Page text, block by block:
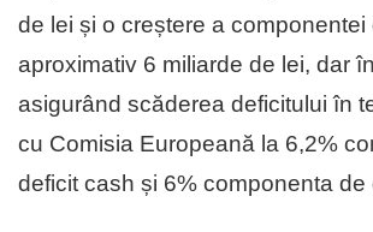
de lei și o creștere a componentei
aproximativ 6 miliarde de lei, dar
asigurând scăderea deficitului în
cu Comisia Europeană la 6,2%
deficit cash și 6% componenta de